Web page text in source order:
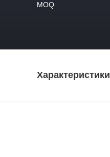
MOQ
Характеристики